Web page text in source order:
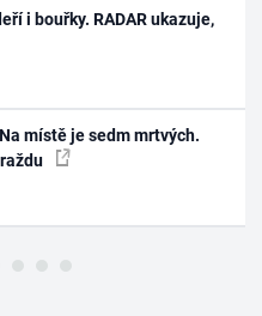
i bouřky. RADAR ukazuje,
místě je sedm mrtvých.